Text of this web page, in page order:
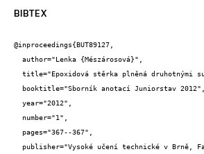
BIBTEX
@inproceedings{BUT89127,